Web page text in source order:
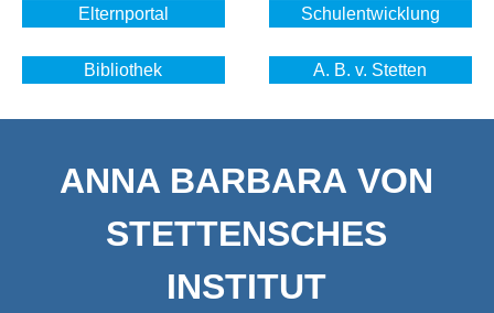
Elternportal Schulentwicklung
Bibliothek A. B. v. Stetten
ANNA BARBARA VON
STETTENSCHES
INSTITUT